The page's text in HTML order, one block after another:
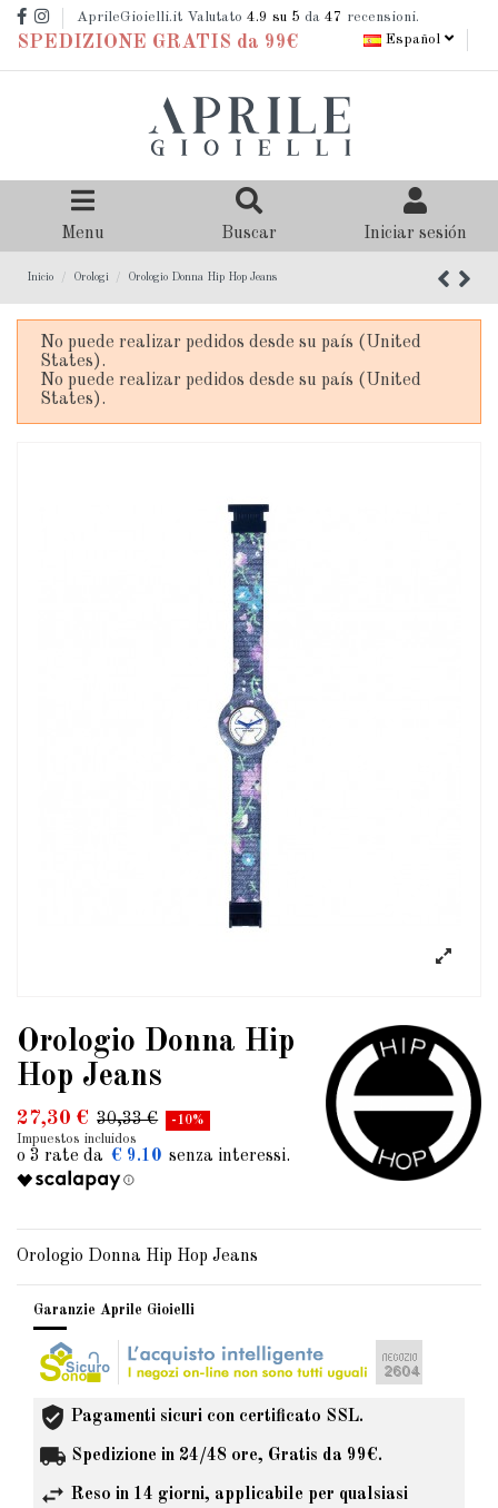
AprileGioielli.it Valutato 4.9 su 5 da 47 recensioni.
SPEDIZIONE GRATIS da 99€ Español
Menu Buscar Iniciar sesión
Inicio Orologi Orologio Donna Hip Hop Jeans
No puede realizar pedidos desde su país (United
States).
No puede realizar pedidos desde su país (United
States).
Orologio Donna Hip
Hop Jeans
27,30 € 30,33 € -10%
Impuestos incluidos
€ 9.10
Orologio Donna Hip Hop Jeans
Garanzie Aprile Gioielli
Pagamenti sicuri con certificato SSL.
Spedizione in 24/48 ore, Gratis da 99€.
Reso in 14 giorni, applicabile per qualsiasi